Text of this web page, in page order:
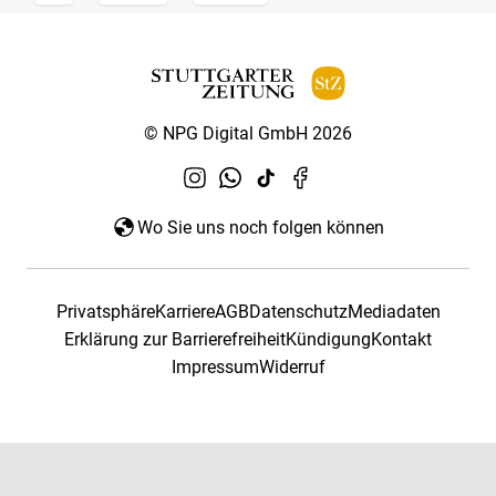
© NPG Digital GmbH 2026
Wo Sie uns noch folgen können
PrivatsphäreKarriereAGBDatenschutzMediadaten
Erklärung zur BarrierefreiheitKündigungKontakt
ImpressumWiderruf